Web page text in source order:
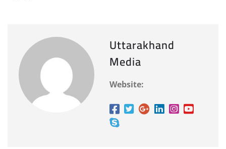
Uttarakhand
Media
Website: